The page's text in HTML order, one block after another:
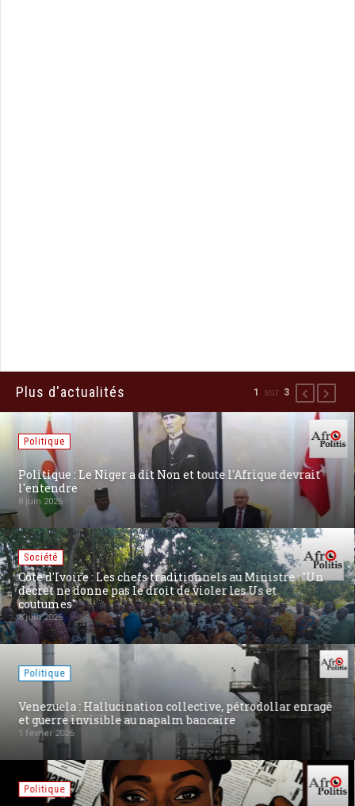
Plus d'actualités
Politique
[Russie] Poutine dit « Niet ! » à une frappe Oreshnik sur
Kiev: un choix pour la paix ?
27 août 2025
Communiqués
[Communiqué] 80ème fête #Victoire2025 : La Chine «
marche » pour la Justice, l’Équité et la Paix
27 août 2025
Politique
Conflit Russie-Ukraine : Trump dévoile la carte de la
nouvelle Ukraine pour une paix durable
19 août 2025
Internet
2 sur 3 Précédent